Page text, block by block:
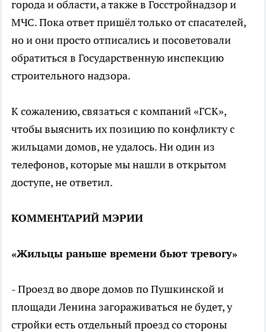
города и области, а также в Госстройнадзор и
МЧС. Пока ответ пришёл только от спасателей,
но и они просто отписались и посоветовали
обратиться в Государственную инспекцию
строительного надзора.
К сожалению, связаться с компаний «ГСК»,
чтобы выяснить их позицию по конфликту с
жильцами домов, не удалось. Ни один из
телефонов, которые мы нашли в открытом
доступе, не ответил.
КОММЕНТАРИЙ МЭРИИ
«Жильцы раньше времени бьют тревогу»
- Проезд во дворе домов по Пушкинской и
площади Ленина загораживаться не будет, у
стройки есть отдельный проезд со стороны